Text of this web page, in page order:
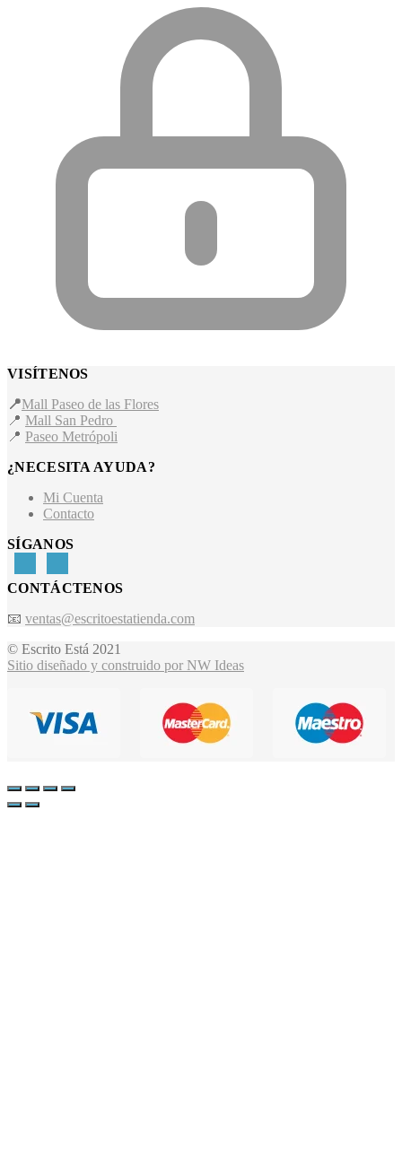
VISÍTENOS
📍Mall Paseo de las Flores
📍 Mall San Pedro
📍 Paseo Metrópoli
¿NECESITA AYUDA?
Mi Cuenta
Contacto
SÍGANOS
CONTÁCTENOS
📧 ventas@escritoestatienda.com
© Escrito Está 2021
Sitio diseñado y construido por NW Ideas